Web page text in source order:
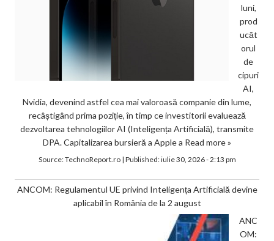
luni,
prod
ucăt
orul
de
cipuri
AI,
Nvidia, devenind astfel cea mai valoroasă companie din lume,
recâștigând prima poziție, în timp ce investitorii evaluează
dezvoltarea tehnologiilor AI (Inteligența Artificială), transmite
DPA. Capitalizarea bursieră a Apple a Read more »
Source:TechnoReport.ro| Published:iulie 30, 2026 - 2:13 pm
ANCOM: Regulamentul UE privind Inteligența Artificială devine
aplicabil în România de la 2 august
ANC
OM: